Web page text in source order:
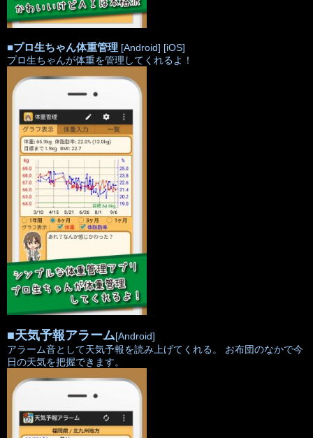
■プロ生ちゃん体重管理 [Android] [iOS]
プロ生ちゃんが体重を管理してくれるよ！
■天気予報アラーム[Android]
アラーム音として天気予報を読み上げてくれる。 お布団のなかで今
日の天気を把握できます。